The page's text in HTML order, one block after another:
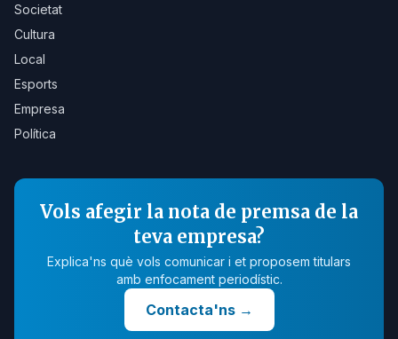
Societat
Cultura
Local
Esports
Empresa
Política
Vols afegir la nota de premsa de la
teva empresa?
Explica'ns què vols comunicar i et proposem titulars
amb enfocament periodístic.
Contacta'ns→